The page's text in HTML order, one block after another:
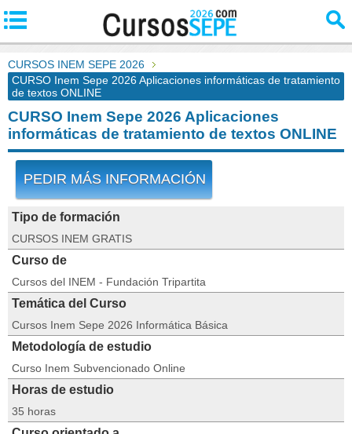
CURSOS INEM SEPE 2026
CURSO Inem Sepe 2026 Aplicaciones informáticas de tratamiento
de textos ONLINE
CURSO Inem Sepe 2026 Aplicaciones
informáticas de tratamiento de textos ONLINE
PEDIR MÁS INFORMACIÓN
Tipo de formación
CURSOS INEM GRATIS
Curso de
Cursos del INEM - Fundación Tripartita
Temática del Curso
Cursos Inem Sepe 2026 Informática Básica
Metodología de estudio
Curso Inem Subvencionado Online
Horas de estudio
35 horas